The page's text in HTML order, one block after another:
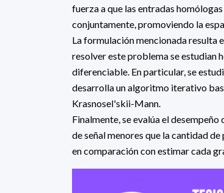
fuerza a que las entradas
conjuntamente, promoviendo la
La formulación mencionada resulta
resolver este problema se estudian
diferenciable. En particular, se
desarrolla un algoritmo iterativo
Krasnosel'skii-Mann.
Finalmente, se evalúa el
de señal menores que la cantidad
en comparación con estimar cada